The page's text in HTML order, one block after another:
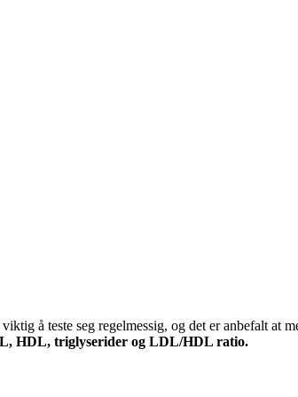
å teste seg regelmessig, og det er anbefalt at
HDL, triglyserider og LDL/HDL ratio.